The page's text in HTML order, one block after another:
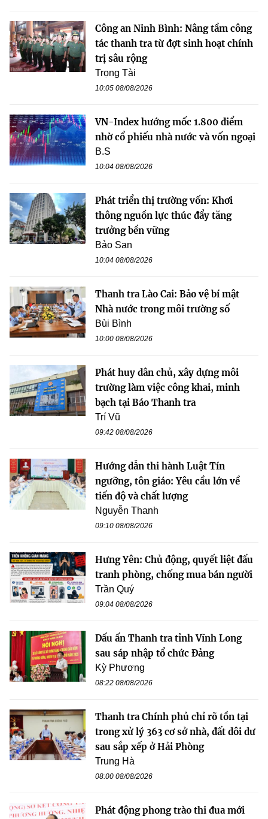
Công an Ninh Bình: Nâng tầm công
tác thanh tra từ đợt sinh hoạt chính
trị sâu rộng
Trọng Tài
10:05 08/08/2026
VN-Index hướng mốc 1.800 điểm
nhờ cổ phiếu nhà nước và vốn ngoại
B.S
10:04 08/08/2026
Phát triển thị trường vốn: Khơi
thông nguồn lực thúc đẩy tăng
trưởng bền vững
Bảo San
10:04 08/08/2026
Thanh tra Lào Cai: Bảo vệ bí mật
Nhà nước trong môi trường số
Bùi Bình
10:00 08/08/2026
Phát huy dân chủ, xây dựng môi
trường làm việc công khai, minh
bạch tại Báo Thanh tra
Trí Vũ
09:42 08/08/2026
Hướng dẫn thi hành Luật Tín
ngưỡng, tôn giáo: Yêu cầu lớn về
tiến độ và chất lượng
Nguyễn Thanh
09:10 08/08/2026
Hưng Yên: Chủ động, quyết liệt đấu
tranh phòng, chống mua bán người
Trần Quý
09:04 08/08/2026
Dấu ấn Thanh tra tỉnh Vĩnh Long
sau sáp nhập tổ chức Đảng
Kỳ Phương
08:22 08/08/2026
Thanh tra Chính phủ chỉ rõ tồn tại
trong xử lý 363 cơ sở nhà, đất dôi dư
sau sắp xếp ở Hải Phòng
Trung Hà
08:00 08/08/2026
Phát động phong trào thi đua mới